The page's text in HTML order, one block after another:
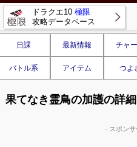
ドラクエ10 極限
攻略データベース
日課 最新情報 チャ
バトル系 アイテム つよ
果てなき霊鳥の加護の詳
- スポン